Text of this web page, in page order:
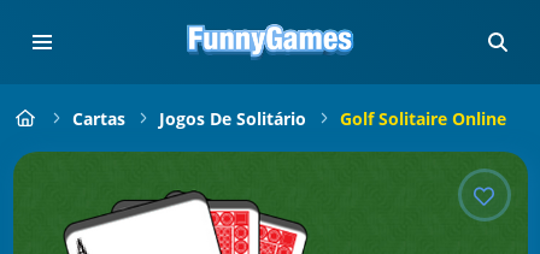
Cartas Jogos De Solitário Golf Solitaire Online